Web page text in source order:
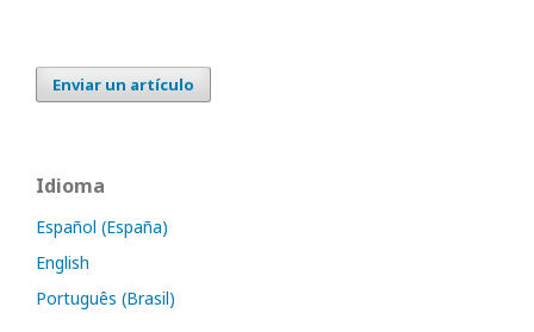
Enviar un artículo
Idioma
Español (España)
English
Português (Brasil)